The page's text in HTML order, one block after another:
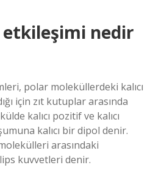
nedir
polar moleküllerdeki kalıcı
için zıt kutuplar arasında
kalıcı pozitif ve kalıcı
kalıcı bir dipol denir.
arasındaki
kuvvetleri denir.